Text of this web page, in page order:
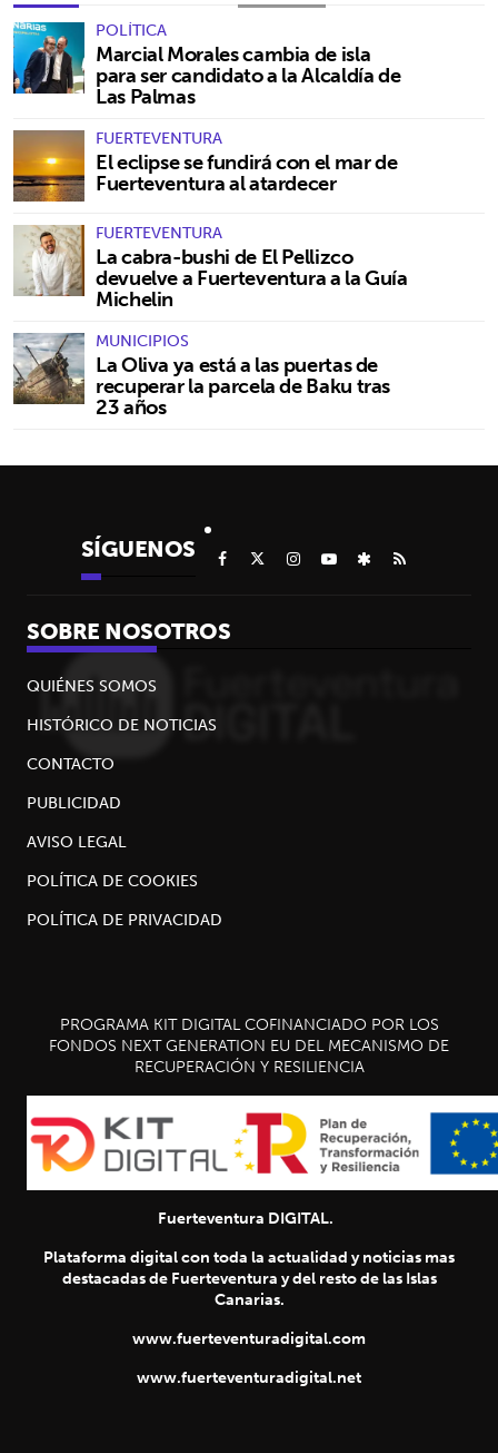
POLÍTICA
Marcial Morales cambia de isla
para ser candidato a la Alcaldía de
Las Palmas
FUERTEVENTURA
El eclipse se fundirá con el mar de
Fuerteventura al atardecer
FUERTEVENTURA
La cabra-bushi de El Pellizco
devuelve a Fuerteventura a la Guía
Michelin
MUNICIPIOS
La Oliva ya está a las puertas de
recuperar la parcela de Baku tras
23 años
SÍGUENOS
SOBRE NOSOTROS
QUIÉNES SOMOS
HISTÓRICO DE NOTICIAS
CONTACTO
PUBLICIDAD
AVISO LEGAL
POLÍTICA DE COOKIES
POLÍTICA DE PRIVACIDAD
PROGRAMA KIT DIGITAL COFINANCIADO POR LOS
FONDOS NEXT GENERATION EU DEL MECANISMO DE
RECUPERACIÓN Y RESILIENCIA
Fuerteventura DIGITAL.
Plataforma digital con toda la actualidad y noticias mas
destacadas de Fuerteventura y del resto de las Islas
Canarias.
www.fuerteventuradigital.com
www.fuerteventuradigital.net